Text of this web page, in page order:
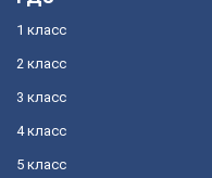
1 класс
2 класс
3 класс
4 класс
5 класс